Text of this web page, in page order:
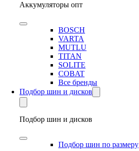
Аккумуляторы опт
BOSCH
VARTA
MUTLU
TITAN
SOLITE
COBAT
Все бренды
Подбор шин и дисков
Подбор шин и дисков
Подбор шин по размеру